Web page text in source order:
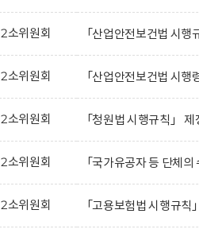
2소위원회 「산업안전보건법 시
2소위원회 「산업안전보건법 시
2소위원회 「청원법 시행규칙」
2소위원회 「국가유공자 등 단체
2소위원회 「고용보험법 시행규